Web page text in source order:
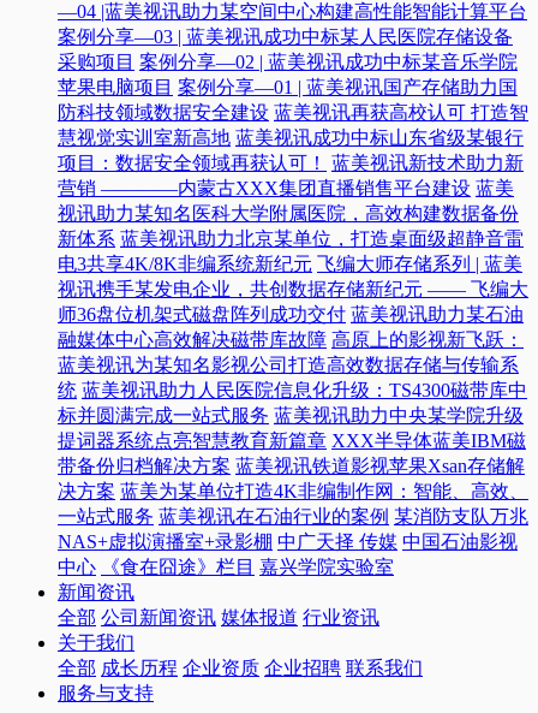
—04 |蓝美视讯助力某空间中心构建高性能智能计算平台​
案例分享—03 | 蓝美视讯成功中标某人民医院存储设备
采购项目 案例分享—02 | 蓝美视讯成功中标某音乐学院
苹果电脑项目 案例分享—01 | 蓝美视讯国产存储助力国
防科技领域数据安全建设 蓝美视讯再获高校认可 打造智
慧视觉实训室新高地 蓝美视讯成功中标山东省级某银行
项目：数据安全领域再获认可！
蓝美视讯新技术助力新
营销 ————内蒙古XXX集团直播销售平台建设 蓝美
视讯助力某知名医科大学附属医院，高效构建数据备份
新体系 蓝美视讯助力北京某单位，打造桌面级超静音雷
电3共享4K/8K非编系统新纪元 飞编大师存储系列 | 蓝美
视讯携手某发电企业，共创数据存储新纪元 —— 飞编大
师36盘位机架式磁盘阵列成功交付 蓝美视讯助力某石油
融媒体中心高效解决磁带库故障 高原上的影视新飞跃：
蓝美视讯为某知名影视公司打造高效数据存储与传输系
统 蓝美视讯助力人民医院信息化升级：TS4300磁带库中
标并圆满完成一站式服务 蓝美视讯助力中央某学院升级
提词器系统点亮智慧教育新篇章 XXX半导体蓝美IBM磁
带备份归档解决方案 蓝美视讯铁道影视苹果Xsan存储解
决方案 蓝美为某单位打造4K非编制作网：智能、高效、
一站式服务 蓝美视讯在石油行业的案例 某消防支队万兆
NAS+虚拟演播室+录影棚 中广天择 传媒 中国石油影视
中心
《食在囧途》栏目 嘉兴学院实验室
新闻资讯
全部 公司新闻资讯 媒体报道 行业资讯
关于我们
全部 成长历程 企业资质 企业招聘 联系我们
服务与支持